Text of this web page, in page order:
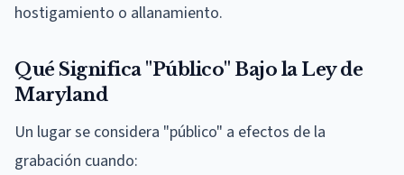
hostigamiento o allanamiento.
Qué Significa "Público" Bajo la Ley de
Maryland
Un lugar se considera "público" a efectos de la
grabación cuando: